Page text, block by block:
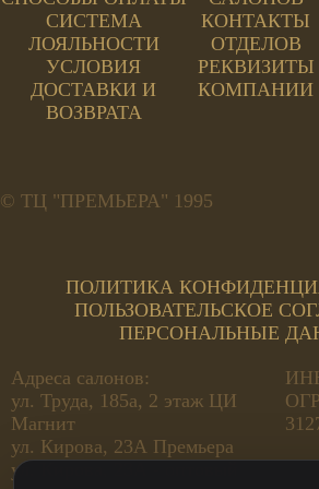
СИСТЕМА
ЛОЯЛЬНОСТИ
УСЛОВИЯ
ДОСТАВКИ И
ВОЗВРАТА
КОНТАКТЫ
ОТДЕЛОВ
РЕКВИЗИТЫ
КОМПАНИИ
© ТЦ "ПРЕМЬЕРА" 1995
ПОЛИТИКА
ПОЛЬЗОВАТЕЛЬСКОЕ
ПЕРСОНАЛЬНЫЕ
Адреса салонов:
ул. Труда, 185а, 2 этаж ЦИ
Магнит
ул. Кирова, 23А Премьера
ул. Кирова, 23А - оптовый